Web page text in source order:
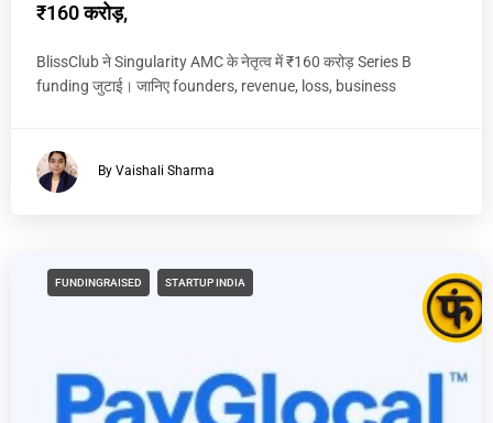
₹160 करोड़,
BlissClub ने Singularity AMC के नेतृत्व में ₹160 करोड़ Series B
funding जुटाई। जानिए founders, revenue, loss, business
By Vaishali Sharma
FUNDINGRAISED STARTUP INDIA